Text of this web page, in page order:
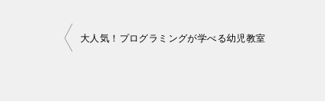
投大人気！プログラミングが学べる幼児教室